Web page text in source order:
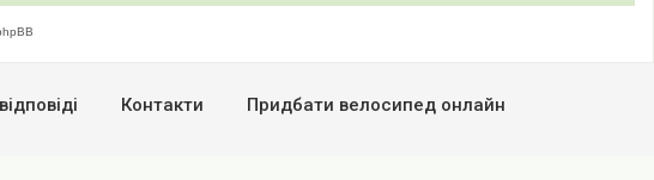
Контакти Придбати велосипед онлайн